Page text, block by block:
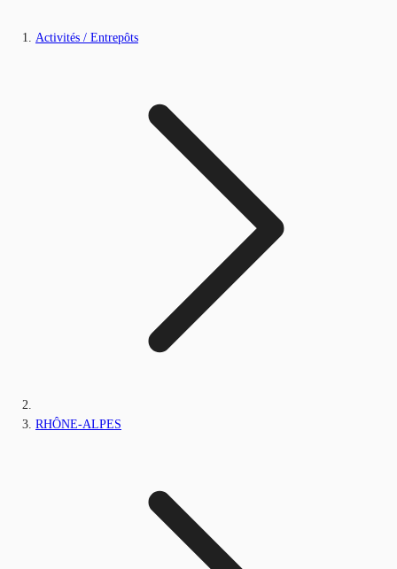
Activités / Entrepôts
RHÔNE-ALPES